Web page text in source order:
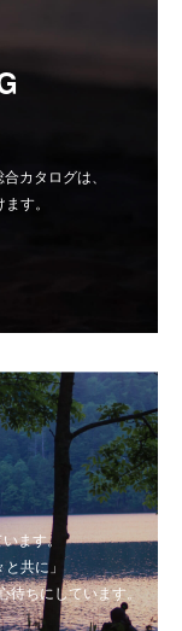
カタログは、
す。
ます。
共に」
待ちにしています。